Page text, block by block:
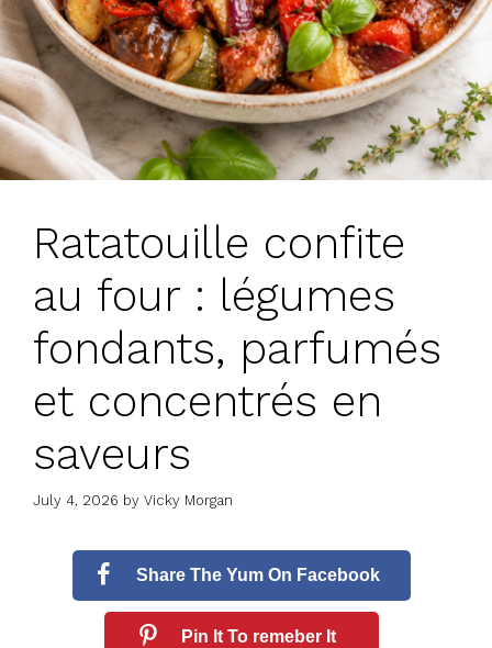
Ratatouille confite
au four : légumes
fondants, parfumés
et concentrés en
saveurs
July 4, 2026 by Vicky Morgan
Share The Yum On Facebook
Pin It To remeber It